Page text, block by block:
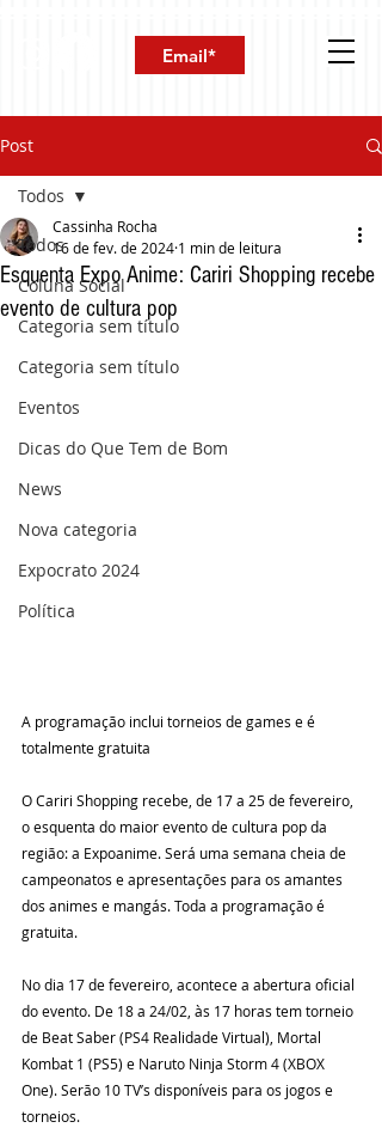
Post
Todos
Coluna Social
Categoria sem título
Categoria sem título
Eventos
Dicas do Que Tem de Bom
News
Nova categoria
Expocrato 2024
Política
Todos
Esquenta Expo Anime: Cariri Shopping recebe
evento de cultura pop
Cassinha Rocha
16 de fev. de 2024 1 min de leitura
A programação inclui torneios de games e é
totalmente gratuita
O Cariri Shopping recebe, de 17 a 25 de fevereiro,
o esquenta do maior evento de cultura pop da
região: a Expoanime. Será uma semana cheia de
campeonatos e apresentações para os amantes
dos animes e mangás. Toda a programação é
gratuita.
No dia 17 de fevereiro, acontece a abertura oficial
do evento. De 18 a 24/02, às 17 horas tem torneio
de Beat Saber (PS4 Realidade Virtual), Mortal
Kombat 1 (PS5) e Naruto Ninja Storm 4 (XBOX
One). Serão 10 TV’s disponíveis para os jogos e
torneios.